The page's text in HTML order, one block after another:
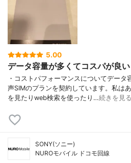
5.00
データ容量が多くてコスパが良い
・コストパフォーマンスについてデー
声SIMのプランを契約しています。私は
を見たりweb検索を使ったり…続きを見る
SONY(ソニー)
NUROモバイル ドコモ回線